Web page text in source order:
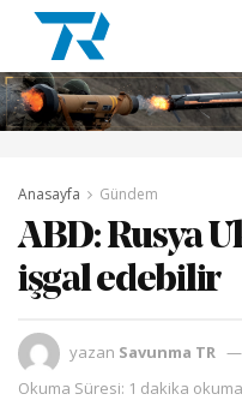
Anasayfa Gündem
ABD: Rusya
işgal edebilir
yazan Savunma TR
Okuma Süresi: 1 dakika okuma